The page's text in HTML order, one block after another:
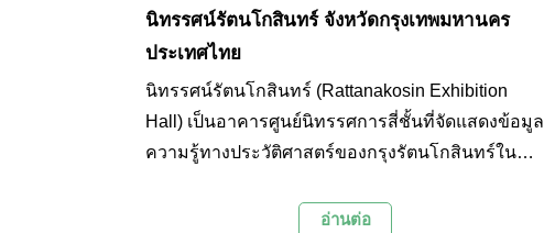
นิทรรศน์รัตนโกสินทร์ จังหวัดกรุงเทพมหานคร
ประเทศไทย
นิทรรศน์รัตนโกสินทร์ (Rattanakosin Exhibition
Hall) เป็นอาคารศูนย์นิทรรศการสี่ชั้นที่จัดแสดงข้อมูล
ความรู้ทางประวัติศาสตร์ของกรุงรัตนโกสินทร์ใน
สมัย เพื่อให้ผู้ที่เข้าชมได้เข้าถึงและเข้าใจอย่างลึกซึ้ง
อ่านต่อ